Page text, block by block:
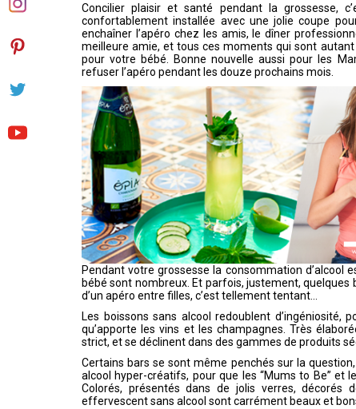
Concilier plaisir et santé pendant la grossesse,
confortablement installée avec une jolie coupe
enchaîner l’apéro chez les amis, le dîner
meilleure amie, et tous ces moments qui sont
pour votre bébé. Bonne nouvelle aussi pour les
refuser l’apéro pendant les douze prochains mois.
Pendant votre grossesse la consommation
bébé sont nombreux. Et parfois, justement, quelques
d’un apéro entre filles, c’est tellement tentant…
Les boissons sans alcool redoublent
qu’apporte les vins et les champagnes. Très
strict, et se déclinent dans des gammes de produits
Certains bars se sont même penchés sur la
alcool hyper-créatifs, pour que les “Mums to Be” et
Colorés, présentés dans de jolis verres,
effervescent sans alcool sont carrément beaux et